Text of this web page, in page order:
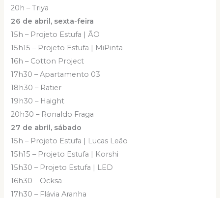
20h – Triya
26 de abril, sexta-feira
15h – Projeto Estufa | ÃO
15h15 – Projeto Estufa | MiPinta
16h – Cotton Project
17h30 – Apartamento 03
18h30 – Ratier
19h30 – Haight
20h30 – Ronaldo Fraga
27 de abril, sábado
15h – Projeto Estufa | Lucas Leão
15h15 – Projeto Estufa | Korshi
15h30 – Projeto Estufa | LED
16h30 – Ocksa
17h30 – Flávia Aranha